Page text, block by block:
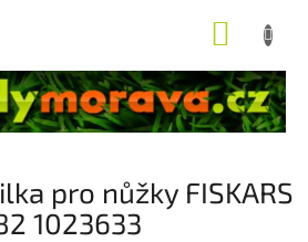
pro nůžky FISKARS
1023633